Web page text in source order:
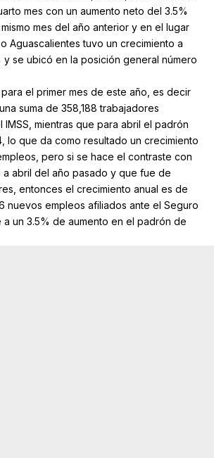
mes con un aumento neto del 3.5%
mes del año anterior y en el lugar
Aguascalientes tuvo un crecimiento a
y se ubicó en la posición general número
el primer mes de este año, es decir
suma de 358,188 trabajadores
IMSS, mientras que para abril el padrón
lo que da como resultado un crecimiento
pero si se hace el contraste con
abril del año pasado y que fue de
entonces el crecimiento anual es de
nuevos empleos afiliados ante el Seguro
un 3.5% de aumento en el padrón de